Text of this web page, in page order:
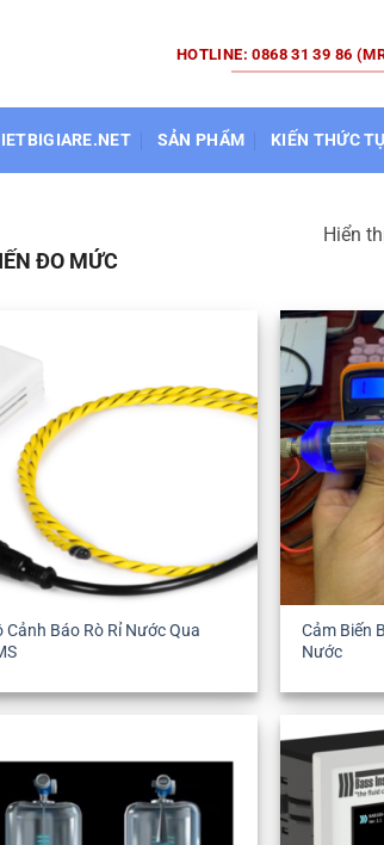
HOTLINE: 0868 31 39 86
SẢN PHẨM KIẾN THỨC
ĐO MỨC
Hiển
Cảnh Báo Rò Rỉ Nước Qua
Cảm Biến
Nước